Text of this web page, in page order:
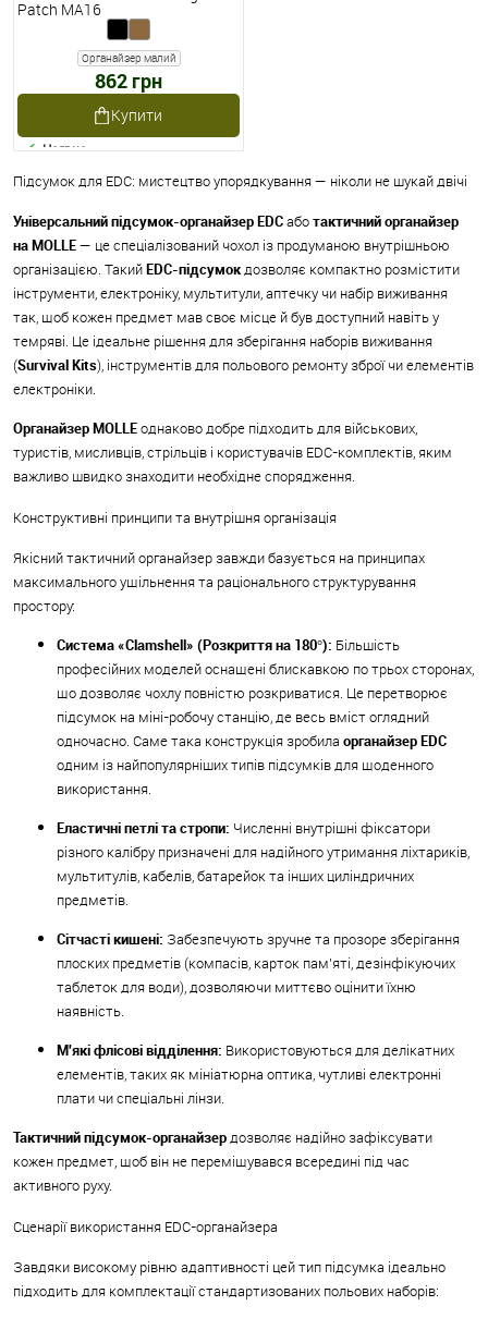
Patch MA16
Органайзер малий
862 грн
Купити
Наявне
Підсумок для EDC: мистецтво упорядкування — ніколи не шукай двічі
Універсальний підсумок-органайзер EDCаботактичний органайзер
на MOLLE— це спеціалізований чохол із продуманою внутрішньою
організацією. ТакийEDC-підсумокдозволяє компактно розмістити
інструменти, електроніку, мультитули, аптечку чи набір виживання
так, щоб кожен предмет мав своє місце й був доступний навіть у
темряві. Це ідеальне рішення для зберігання наборів виживання
(Survival Kits), інструментів для польового ремонту зброї чи елементів
електроніки.
Органайзер MOLLEоднаково добре підходить для військових,
туристів, мисливців, стрільців і користувачів EDC-комплектів, яким
важливо швидко знаходити необхідне спорядження.
Конструктивні принципи та внутрішня організація
Якісний тактичний органайзер завжди базується на принципах
максимального ущільнення та раціонального структурування
простору:
Система «Clamshell» (Розкриття на 180°): Більшість
професійних моделей оснащені блискавкою по трьох сторонах,
що дозволяє чохлу повністю розкриватися. Це перетворює
підсумок на міні-робочу станцію, де весь вміст оглядний
одночасно. Саме така конструкція зробила органайзер EDC
одним із найпопулярніших типів підсумків для щоденного
використання.
Еластичні петлі та стропи: Численні внутрішні фіксатори
різного калібру призначені для надійного утримання ліхтариків,
мультитулів, кабелів, батарейок та інших циліндричних
предметів.
Сітчасті кишені: Забезпечують зручне та прозоре зберігання
плоских предметів (компасів, карток пам'яті, дезінфікуючих
таблеток для води), дозволяючи миттєво оцінити їхню
наявність.
М'які флісові відділення: Використовуються для делікатних
елементів, таких як мініатюрна оптика, чутливі електронні
плати чи спеціальні лінзи.
Тактичний підсумок-органайзердозволяє надійно зафіксувати
кожен предмет, щоб він не переміщувався всередині під час
активного руху.
Сценарії використання EDC-органайзера
Завдяки високому рівню адаптивності цей тип підсумка ідеально
підходить для комплектації стандартизованих польових наборів: